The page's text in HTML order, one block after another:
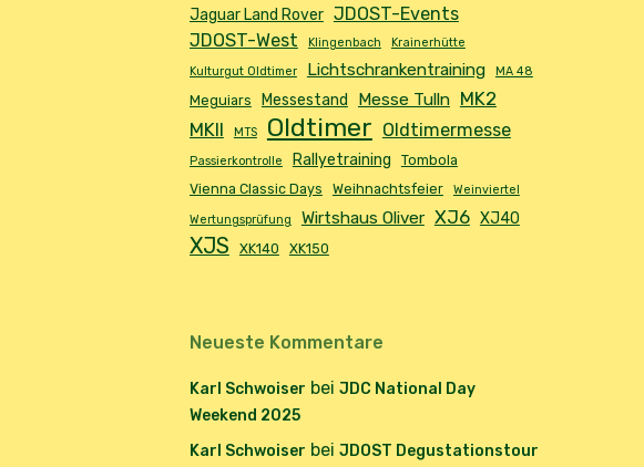
Jaguar Land Rover JDOST-Events
JDOST-West
Klingenbach
Krainerhütte
Kulturgut Oldtimer
Lichtschrankentraining MA 48
Meguiars Messestand Messe Tulln MK2
MKII
MTS Oldtimer Oldtimermesse
Passierkontrolle Rallyetraining
Tombola
Vienna Classic Days
Weihnachtsfeier Weinviertel
Wertungsprüfung Wirtshaus Oliver XJ6 XJ40
XJS XK140 XK150
Neueste Kommentare
Karl Schwoiser bei JDC National Day
Weekend 2025
Karl Schwoiser bei JDOST Degustationstour